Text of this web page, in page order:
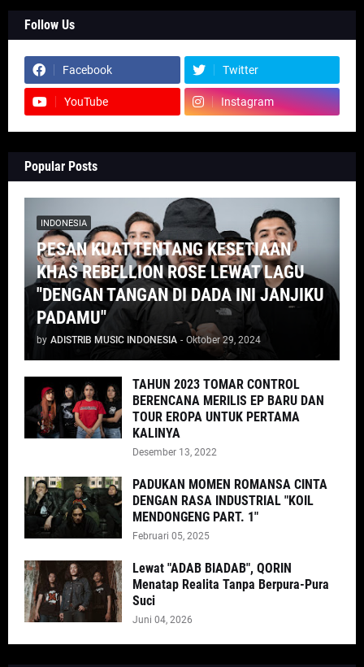
Follow Us
Facebook Twitter
YouTube Instagram
Popular Posts
INDONESIA
PESAN KUAT TENTANG KESETIAAN
KHAS REBELLION ROSE LEWAT LAGU
"DENGAN TANGAN DI DADA INI JANJIKU
PADAMU"
by ADISTRIB MUSIC INDONESIA - Oktober 29, 2024
TAHUN 2023 TOMAR CONTROL
BERENCANA MERILIS EP BARU DAN
TOUR EROPA UNTUK PERTAMA
KALINYA
Desember 13, 2022
PADUKAN MOMEN ROMANSA CINTA
DENGAN RASA INDUSTRIAL "KOIL
MENDONGENG PART. 1"
Februari 05, 2025
Lewat "ADAB BIADAB", QORIN
Menatap Realita Tanpa Berpura-Pura
Suci
Juni 04, 2026